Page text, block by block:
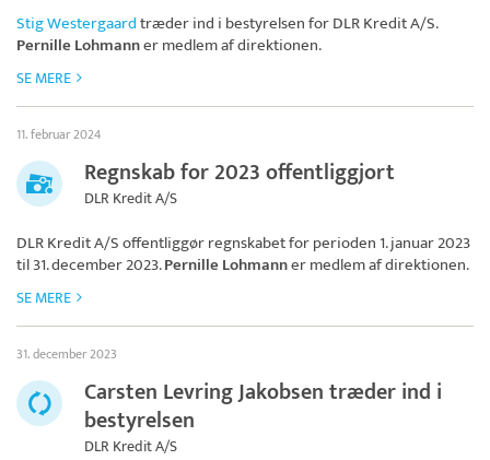
Stig Westergaardtræder ind i bestyrelsen forDLR Kredit A/S.
Pernille Lohmanner medlem af direktionen.
SE MERE
11. februar 2024
Regnskab for 2023 offentliggjort
DLR Kredit A/S
DLR Kredit A/Soffentliggør regnskabet for perioden 1. januar 2023
til 31. december 2023.Pernille Lohmanner medlem af direktionen.
SE MERE
31. december 2023
Carsten Levring Jakobsen træder ind i
bestyrelsen
DLR Kredit A/S